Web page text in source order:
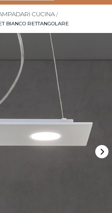
CUCINA
BIANCO RETTANGOLARE